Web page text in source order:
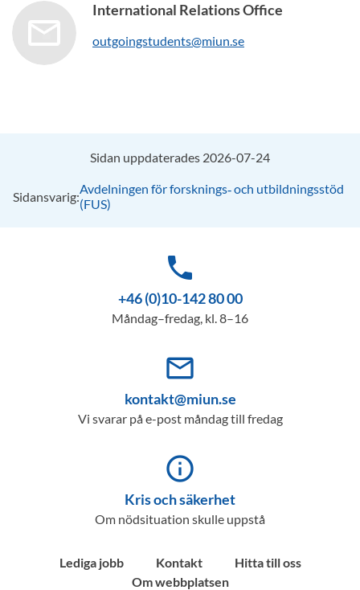
International Relations Office
outgoingstudents@miun.se
Sidan uppdaterades 2026-07-24
Sidansvarig:Avdelningen för forsknings‑ och utbildningsstöd
(FUS)
phone
+46 (0)10-142 80 00
Måndag–fredag, kl. 8–16
mail_outline
kontakt@miun.se
Vi svarar på e-post måndag till fredag
info_outline
Kris och säkerhet
Om nödsituation skulle uppstå
Lediga jobb Kontakt
Hitta till oss
Om webbplatsen